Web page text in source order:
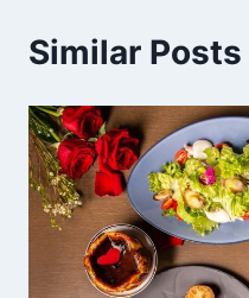
Similar Posts